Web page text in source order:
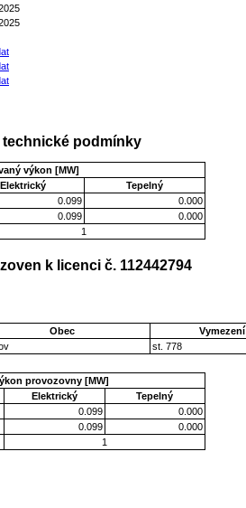
technické podmínky
výkon [MW]
Elektrický
Tepelný
0.099
0.000
0.099
0.000
1
k licenci č. 112442794
Obec
Vymezení
st. 778
provozovny [MW]
Elektrický
Tepelný
0.099
0.000
0.099
0.000
1